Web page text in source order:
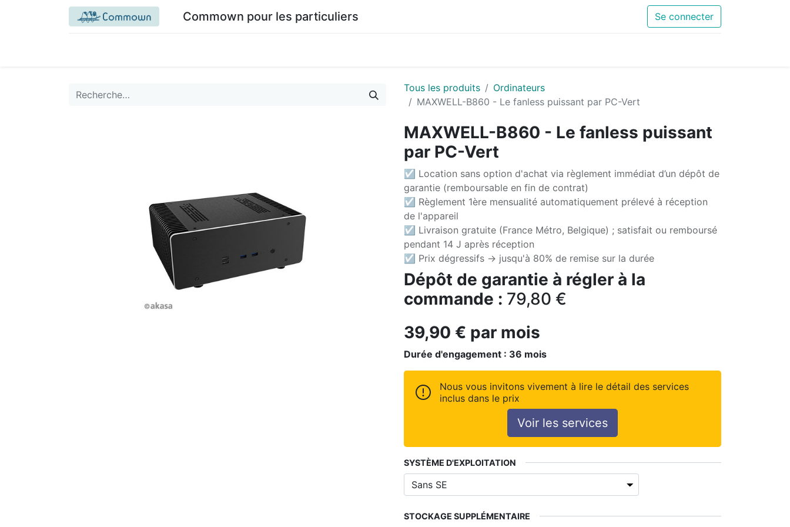
Commown pour les particuliers Se connecter
Tous les produits
Ordinateurs
MAXWELL-B860 - Le fanless puissant par PC-Vert
MAXWELL-B860 - Le fanless puissant
par PC-Vert
☑ Location sans option d'achat via règlement immédiat d’un dépôt de
garantie (remboursable en fin de contrat)
☑ Règlement 1ère mensualité automatiquement prélevé à réception
de l'appareil
☑ Livraison gratuite (France Métro, Belgique) ; satisfait ou remboursé
pendant 14 J après réception
☑ Prix dégressifs -> jusqu'à 80% de remise sur la durée
Dépôt de garantie à régler à la
commande : 79,80 €
39,90 € par mois
Durée d'engagement : 36 mois
Nous vous invitons vivement à lire le détail des services
inclus dans le prix
Voir les services
SYSTÈME D'EXPLOITATION
STOCKAGE SUPPLÉMENTAIRE